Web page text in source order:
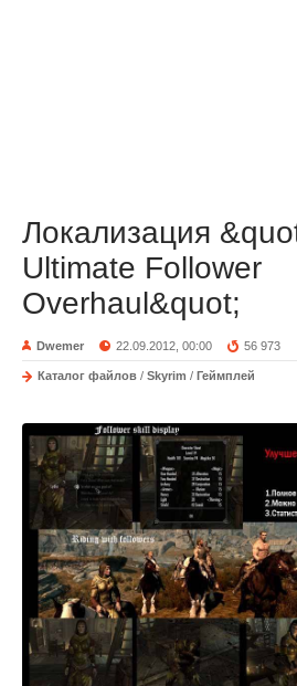
Локализация
Ultimate Follower
Overhaul&quot;
Dwemer 22.09.2012, 00:00 56 973
Каталог файлов / Skyrim / Геймплей